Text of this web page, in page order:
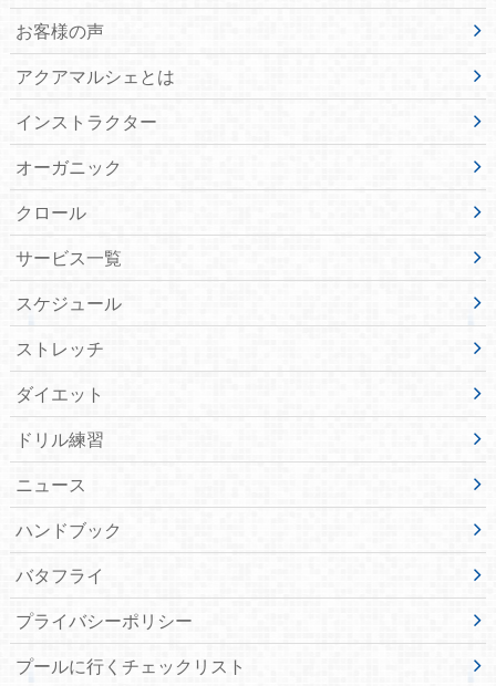
お客様の声
アクアマルシェとは
インストラクター
オーガニック
クロール
サービス一覧
スケジュール
ストレッチ
ダイエット
ドリル練習
ニュース
ハンドブック
バタフライ
プライバシーポリシー
プールに行くチェックリスト